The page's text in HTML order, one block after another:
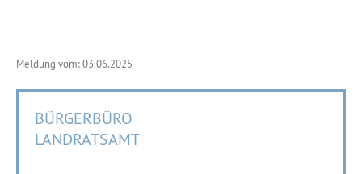
Meldung vom: 03.06.2025
BÜRGERBÜRO
LANDRATSAMT